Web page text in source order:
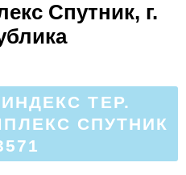
Спутник, г.
ТЕР.
СПУТНИК